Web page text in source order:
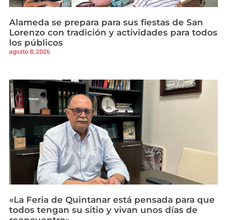
Alameda se prepara para sus fiestas de San
Lorenzo con tradición y actividades para todos
los públicos
agosto 8, 2026
«La Feria de Quintanar está pensada para que
todos tengan su sitio y vivan unos días de